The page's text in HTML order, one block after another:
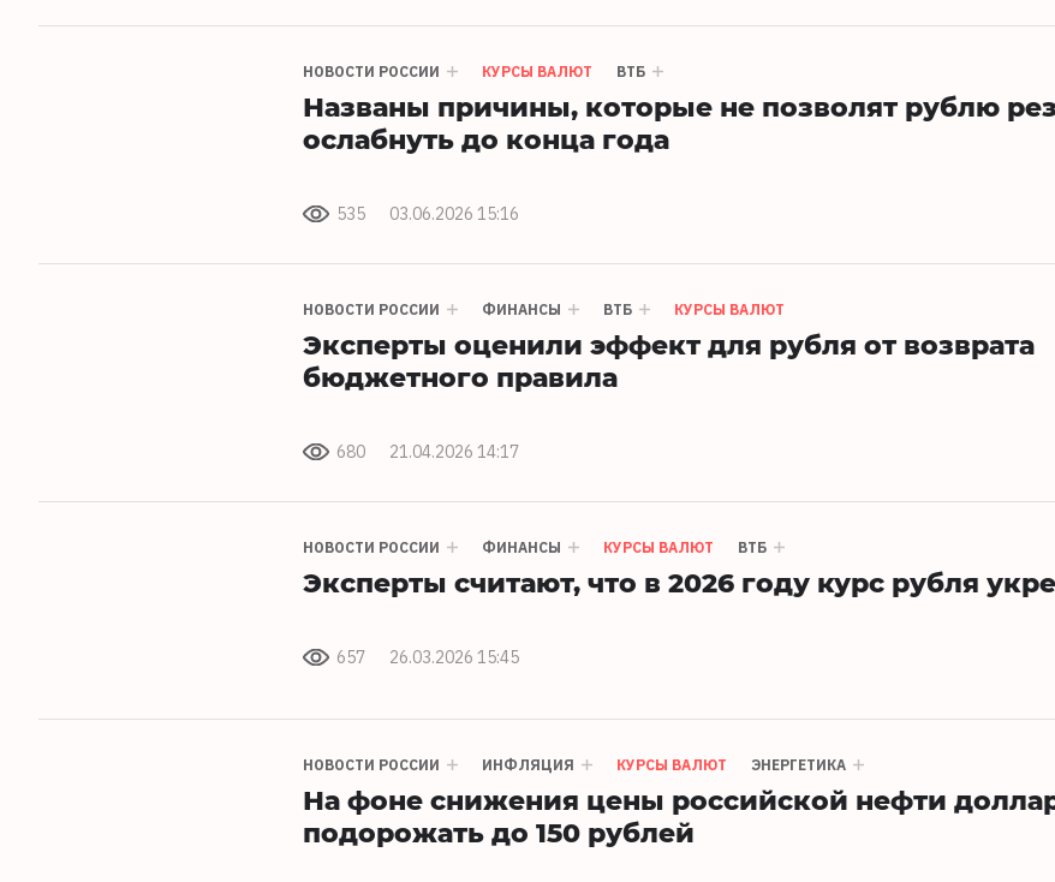
НОВОСТИ РОССИИ КУРСЫ ВАЛЮТ ВТБ
Названы причины, которые не позволят рублю
ослабнуть до конца года
535 03.06.2026 15:16
НОВОСТИ РОССИИ ФИНАНСЫ ВТБ КУРСЫ ВАЛЮТ
Эксперты оценили эффект для рубля от возврата
бюджетного правила
680 21.04.2026 14:17
НОВОСТИ РОССИИ ФИНАНСЫ КУРСЫ ВАЛЮТ ВТБ
Эксперты считают, что в 2026 году курс рубля
657 26.03.2026 15:45
НОВОСТИ РОССИИ ИНФЛЯЦИЯ КУРСЫ ВАЛЮТ ЭНЕРГЕТИКА
На фоне снижения цены российской нефти
подорожать до 150 рублей